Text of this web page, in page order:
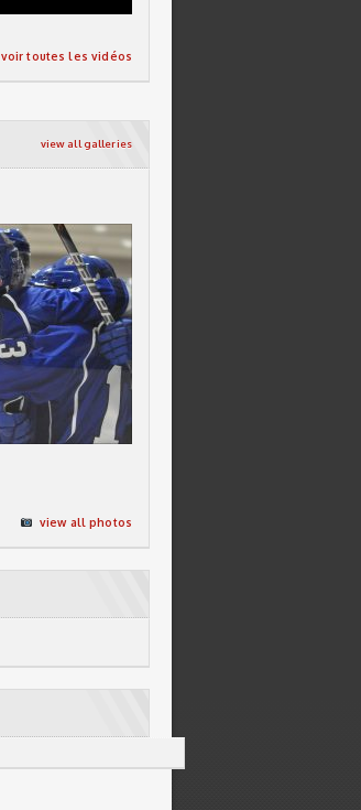
voir toutes les vidéos
view all galleries
view all photos